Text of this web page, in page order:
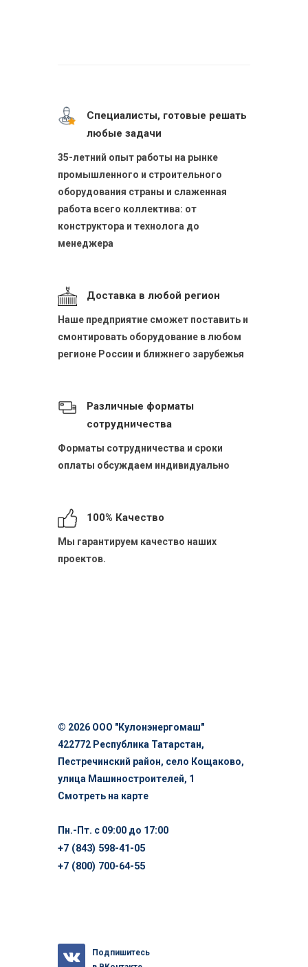
Специалисты, готовые решать
любые задачи
35-летний опыт работы на рынке
промышленного и строительного
оборудования страны и слаженная
работа всего коллектива: от
конструктора и технолога до
менеджера
Доставка в любой регион
Наше предприятие сможет поставить и
смонтировать оборудование в любом
регионе России и ближнего зарубежья
Различные форматы
сотрудничества
Форматы сотрудничества и сроки
оплаты обсуждаем индивидуально
100% Качество
Мы гарантируем качество наших
проектов.
© 2026 ООО "Кулонэнергомаш"
422772 Республика Татарстан,
Пестречинский район, село Кощаково,
улица Машиностроителей, 1
Смотреть на карте
Пн.-Пт. с 09:00 до 17:00
+7 (843) 598-41-05
+7 (800) 700-64-55
Подпишитесь